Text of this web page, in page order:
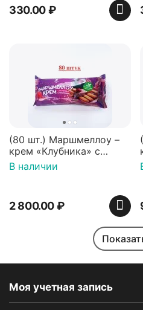
330.00₽
(80 шт.) Маршмеллоу –
крем «Клубника» с
палочками (ТМ
«Зефирный Лео»)
В наличии
2 800.00₽
Моя учетная запись